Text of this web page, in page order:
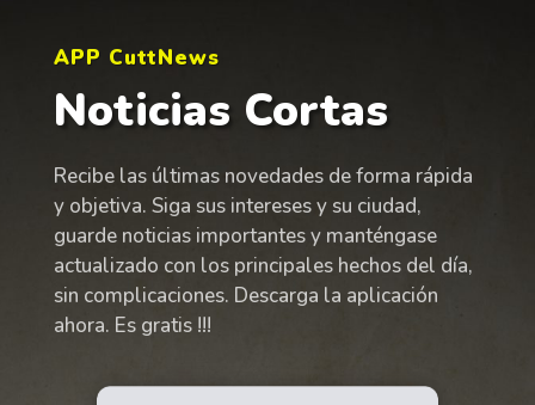
APP CuttNews
Noticias Cortas
Recibe las últimas novedades de forma rápida
y objetiva. Siga sus intereses y su ciudad,
guarde noticias importantes y manténgase
actualizado con los principales hechos del día,
sin complicaciones. Descarga la aplicación
ahora. Es gratis !!!